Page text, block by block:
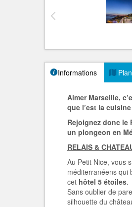
Informations Plan
Aimer Marseille,
que l’est la
Rejoignez donc le
un plongeon en
RELAIS &
Au Petit Nice, vous
méditerranéens qui
cet hôtel 5 étoiles.
Sans oublier de
silhouette du